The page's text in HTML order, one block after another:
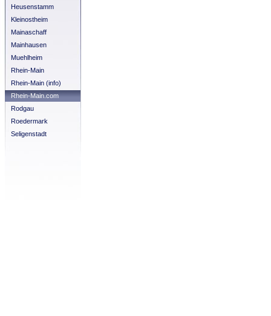
Heusenstamm
Kleinostheim
Mainaschaff
Mainhausen
Muehlheim
Rhein-Main
Rhein-Main (info)
Rhein-Main.com
Rodgau
Roedermark
Seligenstadt